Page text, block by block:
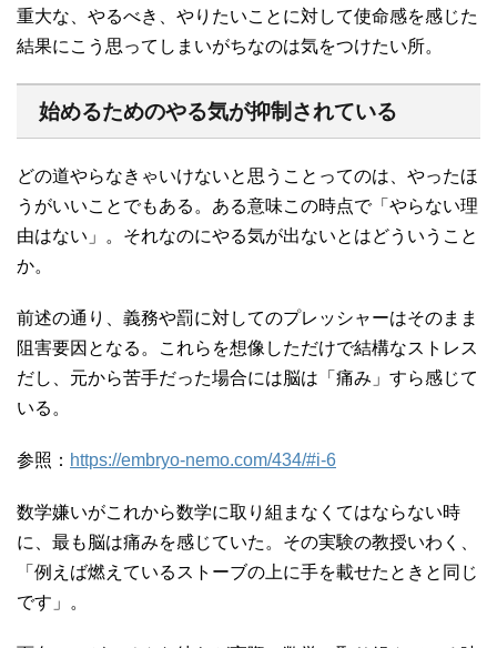
重大な、やるべき、やりたいことに対して使命感を感じた
結果にこう思ってしまいがちなのは気をつけたい所。
始めるためのやる気が抑制されている
どの道やらなきゃいけないと思うことってのは、やったほ
うがいいことでもある。ある意味この時点で「やらない理
由はない」。それなのにやる気が出ないとはどういうこと
か。
前述の通り、義務や罰に対してのプレッシャーはそのまま
阻害要因となる。これらを想像しただけで結構なストレス
だし、元から苦手だった場合には脳は「痛み」すら感じて
いる。
参照： https://embryo-nemo.com/434/#i-6
数学嫌いがこれから数学に取り組まなくてはならない時
に、最も脳は痛みを感じていた。その実験の教授いわく、
「例えば燃えているストーブの上に手を載せたときと同じ
です」。